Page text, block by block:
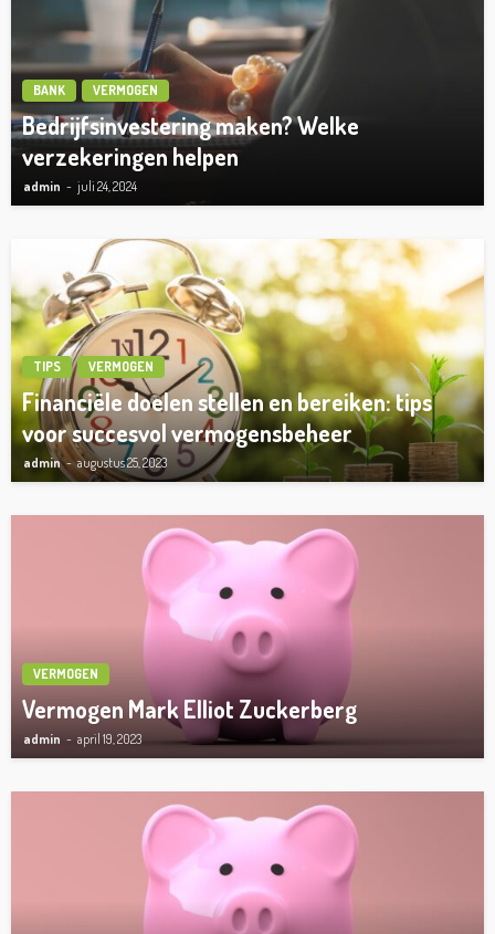
BANK VERMOGEN
Bedrijfsinvestering maken? Welke
verzekeringen helpen
admin juli 24, 2024
TIPS VERMOGEN
Financiële doelen stellen en bereiken: tips
voor succesvol vermogensbeheer
admin augustus 25, 2023
VERMOGEN
Vermogen Mark Elliot Zuckerberg
admin april 19, 2023